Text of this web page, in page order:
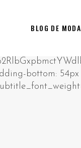
BLOG DE MODA